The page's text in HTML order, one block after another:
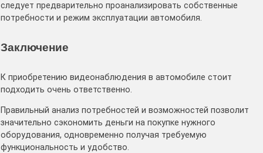
следует предварительно проанализировать собственные
потребности и режим эксплуатации автомобиля.
Заключение
К приобретению видеонаблюдения в автомобиле стоит
подходить очень ответственно.
Правильный анализ потребностей и возможностей позволит
значительно сэкономить деньги на покупке нужного
оборудования, одновременно получая требуемую
функциональность и удобство.